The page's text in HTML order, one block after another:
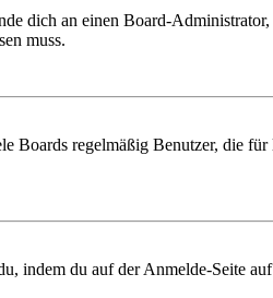
dich an einen Board-Administrator,
muss.
Boards regelmäßig Benutzer, die
indem du auf der Anmelde-Seite